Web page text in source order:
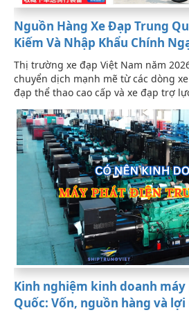
Nguồn Hàng Xe Đạp Trung
Kiếm Và Nhập Khẩu Chính
Thị trường xe đạp Việt Nam năm
chuyển dịch mạnh mẽ từ các dòng
đạp thể thao cao cấp và xe đạp trợ
Kinh nghiệm kinh doanh
Quốc: Vốn, nguồn hàng và lợi